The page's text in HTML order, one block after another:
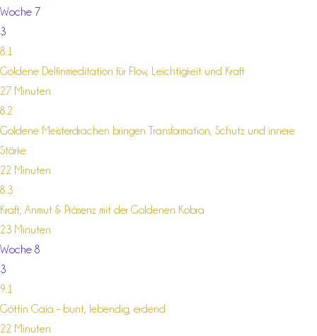
Woche 7
3
8.1
Goldene Delfinmeditation für Flow, Leichtigkeit und Kraft
27 Minuten
8.2
Goldene Meisterdrachen bringen Transformation, Schutz und innere
Stärke
22 Minuten
8.3
Kraft, Anmut & Präsenz mit der Goldenen Kobra
23 Minuten
Woche 8
3
9.1
Göttin Gaia – bunt, lebendig, erdend
22 Minuten